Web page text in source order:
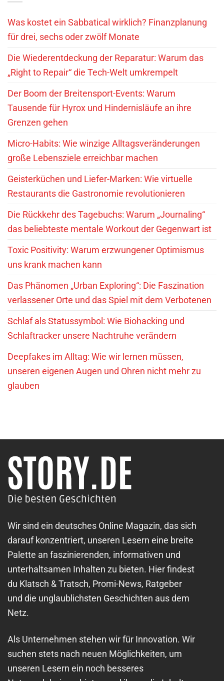
Was kostet ein Sabbatical wirklich? Finanzplanung
für drei, sechs oder zwölf Monate
Die Wiederentdeckung der Reparatur: Warum das
„Right to Repair“ die Tech-Welt umkrempelt
Der Boom der Breitensport-Events: Warum
Tausende für Hyrox und Hindernisläufe an ihre
Grenzen gehen
Micro-Habits: Wie winzige Alltagsveränderungen
große Lebensziele erreichbar machen
Geisterküchen und Liefer-Marken: Wie virtuelle
Restaurants die Gastronomie revolutionieren
Die Rückkehr des Tagebuchs: Warum „Journaling“
das beliebteste mentale Workout der Gegenwart ist
Toxic Positivity: Warum erzwungener Optimismus
uns krank machen kann
Das Phänomen „Urban Exploring“: Die Faszination
verlassener Orte und das Spiel mit dem Verbotenen
Schlaf als Statussymbol: Wie Biohacking und
Schlaftracker unsere Nachtruhe verändern
Deepfakes im Alltag: Wie wir lernen müssen,
unseren eigenen Augen und Ohren nicht mehr zu
glauben
Wir sind ein deutsches Online Magazin, das sich
darauf konzentriert, unseren Lesern eine breite
Palette an faszinierenden, informativen und
unterhaltsamen Inhalten zu bieten. Hier findest
du Klatsch & Tratsch, Promi-News, Ratgeber
und die unglaublichsten Geschichten aus dem
Netz.
Als Unternehmen stehen wir für Innovation. Wir
suchen stets nach neuen Möglichkeiten, um
unseren Lesern ein noch besseres